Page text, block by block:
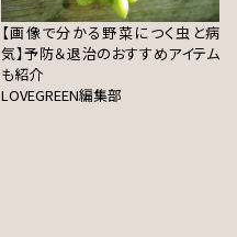
【画像で分かる野菜につく虫と病
気】予防＆退治のおすすめアイテム
も紹介
LOVEGREEN編集部